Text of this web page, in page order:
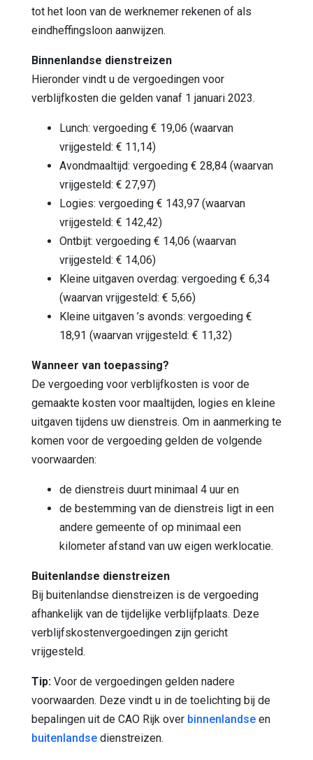
tot het loon van de werknemer rekenen of als
eindheffingsloon aanwijzen.
Binnenlandse dienstreizen
Hieronder vindt u de vergoedingen voor
verblijfkosten die gelden vanaf 1 januari 2023.
Lunch: vergoeding € 19,06 (waarvan
vrijgesteld: € 11,14)
Avondmaaltijd: vergoeding € 28,84 (waarvan
vrijgesteld: € 27,97)
Logies: vergoeding € 143,97 (waarvan
vrijgesteld: € 142,42)
Ontbijt: vergoeding € 14,06 (waarvan
vrijgesteld: € 14,06)
Kleine uitgaven overdag: vergoeding € 6,34
(waarvan vrijgesteld: € 5,66)
Kleine uitgaven ’s avonds: vergoeding €
18,91 (waarvan vrijgesteld: € 11,32)
Wanneer van toepassing?
De vergoeding voor verblijfkosten is voor de
gemaakte kosten voor maaltijden, logies en kleine
uitgaven tijdens uw dienstreis. Om in aanmerking te
komen voor de vergoeding gelden de volgende
voorwaarden:
de dienstreis duurt minimaal 4 uur en
de bestemming van de dienstreis ligt in een
andere gemeente of op minimaal een
kilometer afstand van uw eigen werklocatie.
Buitenlandse dienstreizen
Bij buitenlandse dienstreizen is de vergoeding
afhankelijk van de tijdelijke verblijfplaats. Deze
verblijfskostenvergoedingen zijn gericht
vrijgesteld.
Tip: Voor de vergoedingen gelden nadere
voorwaarden. Deze vindt u in de toelichting bij de
bepalingen uit de CAO Rijk over binnenlandse en
buitenlandse dienstreizen.